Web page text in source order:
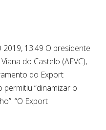
2019, 13:49 O presidente
do Castelo (AEVC),
do Export
“dinamizar o
“O Export